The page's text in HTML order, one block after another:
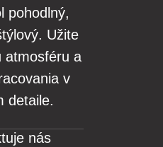
pohodlný,
Užite
atmosféru a
v
detaile.
nás